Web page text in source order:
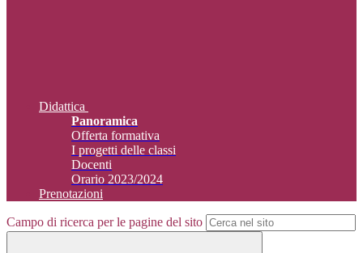
Didattica
Panoramica
Offerta formativa
I progetti delle classi
Docenti
Orario 2023/2024
Prenotazioni
Campo di ricerca per le pagine del sito